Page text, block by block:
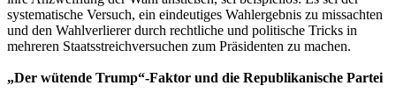
systematische Versuch, ein eindeutiges Wahlergebnis zu missachten
und den Wahlverlierer durch rechtliche und politische Tricks in
mehreren Staatsstreichversuchen zum Präsidenten zu machen.
„Der wütende Trump“-Faktor und die Republikanische Partei